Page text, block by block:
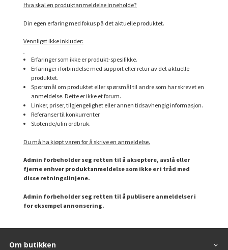
Hva skal en produktanmeldelse inneholde?
Din egen erfaring med fokus på det aktuelle produktet.
Vennligst ikke inkluder:
Erfaringer som ikke er produkt-spesifikke.
Erfaringer i forbindelse med support eller retur av det aktuelle
produktet.
Spørsmål om produktet eller spørsmål til andre som har skrevet en
anmeldelse. Dette er ikke et forum.
Linker, priser, tilgjengelighet eller annen tidsavhengig informasjon.
Referanser til konkurrenter
Støtende/ufin ordbruk.
Du må ha kjøpt varen for å skrive en anmeldelse.
Admin forbeholder seg retten til å akseptere, avslå eller
fjerne enhver produktanmeldelse som ikke er i tråd med
disse retningslinjene.
Admin forbeholder seg retten til å publisere anmeldelser i
for eksempel annonsering.
Om butikken